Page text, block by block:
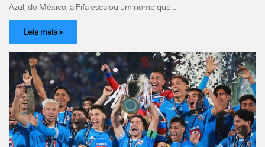
Azul, do México, a Fifa escalou um nome que…
Leia mais >